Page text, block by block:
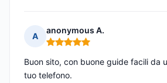
A
anonymous A.
Nota: 5 su 5
Buon sito, con buone guide facili da
tuo telefono.